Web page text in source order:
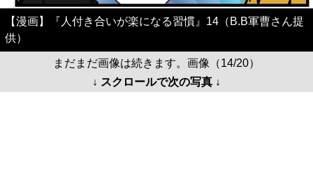
【漫画】『人付き合いが楽になる習慣』14（B.B軍曹さん提
供）
まだまだ画像は続きます。画像（14/20）
↓ スクロールで次の写真 ↓